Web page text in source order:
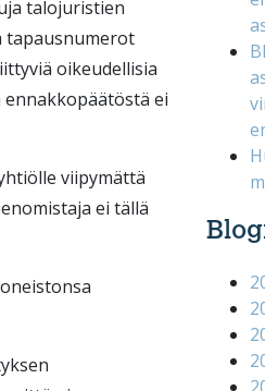
talojuristien
tapausnumerot
oikeudellisia
ei
viipymättä
ei tällä